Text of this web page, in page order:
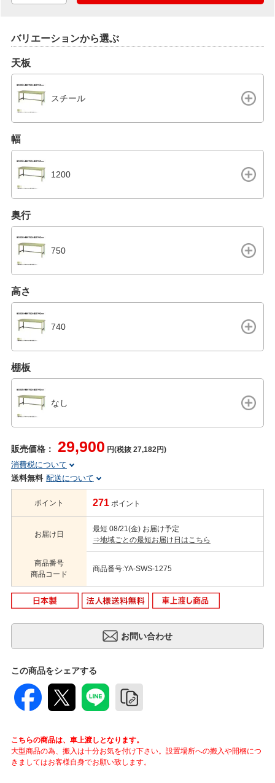
バリエーションから選ぶ
天板
スチール
幅
1200
奥行
750
高さ
740
棚板
なし
販売価格： 29,900 円(税抜 27,182円)
消費税について
送料無料 配送について
ポイント 271 ポイント
お届け日
最短 08/21(金) お届け予定
⇒地域ごとの最短お届け日はこちら
商品番号
商品コード
商品番号:YA-SWS-1275
この商品をシェアする
こちらの商品は、車上渡しとなります。
大型商品の為、搬入は十分お気を付け下さい。設置場所への搬入や開梱につ
きましてはお客様自身でお願い致します。